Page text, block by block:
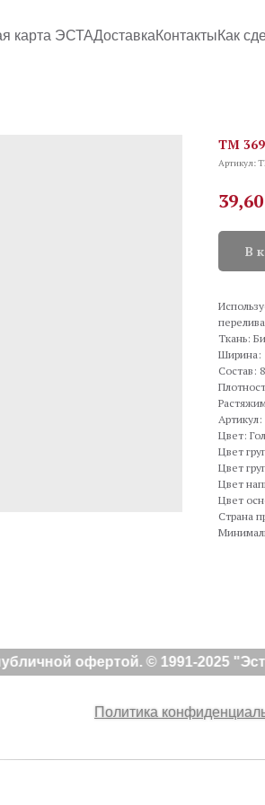
карта ЭСТАДоставкаКонтактыКак
TM
Артикул:
39,60
В
Ткань:
Ширина:
Состав:
Артикул:
Цвет:
Цвет
Цвет
Цвет
Цвет
Страна
офертой. © 1991-2025
Политика